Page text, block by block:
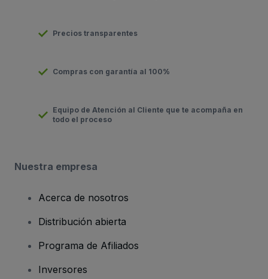
Precios transparentes
Compras con garantía al 100%
Equipo de Atención al Cliente que te acompaña en
todo el proceso
Nuestra empresa
Acerca de nosotros
Distribución abierta
Programa de Afiliados
Inversores